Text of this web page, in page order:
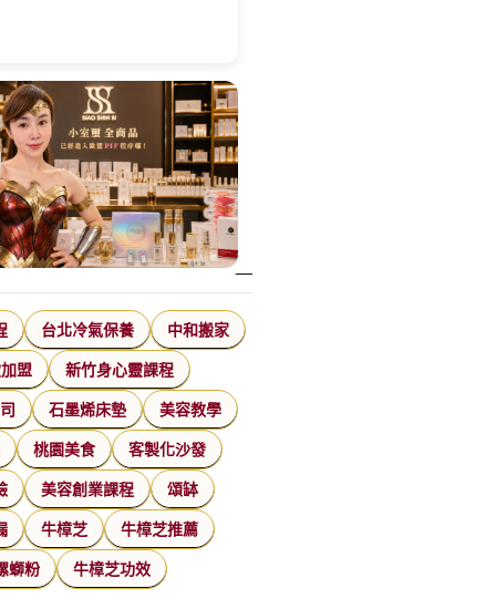
台北冷氣保養 中和搬家
盟 新竹身心靈課程
石墨烯床墊 美容教學
桃園美食 客製化沙發
美容創業課程 頌缽
牛樟芝 牛樟芝推薦
螄粉 牛樟芝功效